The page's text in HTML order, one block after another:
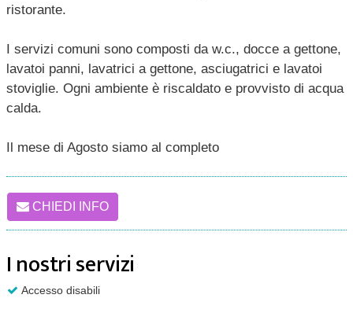
ristorante.
I servizi comuni sono composti da w.c., docce a gettone,
lavatoi panni, lavatrici a gettone, asciugatrici e lavatoi
stoviglie. Ogni ambiente è riscaldato e provvisto di acqua
calda.
Il mese di Agosto siamo al completo
CHIEDI INFO
I nostri servizi
Accesso disabili